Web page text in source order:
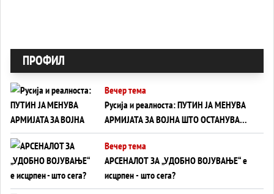
ПРОФИЛ
Вечер тема
Русија и реалноста: ПУТИН ЈА МЕНУВА
АРМИЈАТА ЗА ВОЈНА ШТО ОСТАНУВА
БЕЗ ФРОНТ
Вечер тема
АРСЕНАЛОТ ЗА „УДОБНО ВОЈУВАЊЕ“ е
исцрпен - што сега?